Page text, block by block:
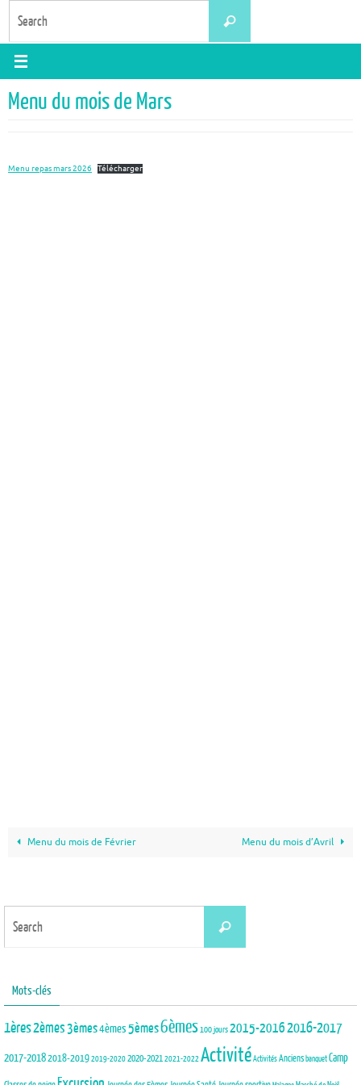
Search
Menu du mois de Mars
Menu repas mars 2026 Télécharger
Menu du mois de Février Menu du mois d’Avril
Search
Mots-clés
1ères2èmes3èmes4èmes5èmes6èmes100 jours2015-20162016-2017
2017-20182018-20192019-20202020-20212021-2022 ActivitéActivitésAnciens banquetCamp